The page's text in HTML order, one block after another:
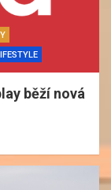
běží nová